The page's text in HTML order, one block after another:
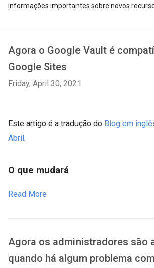
informações importantes sobre novos
Agora o Google Vault é
Google Sites
Friday, April 30, 2021
Este artigo é a tradução do Blog em
Abril.
O que mudará
Read More
Agora os administradores são
quando há algum problema